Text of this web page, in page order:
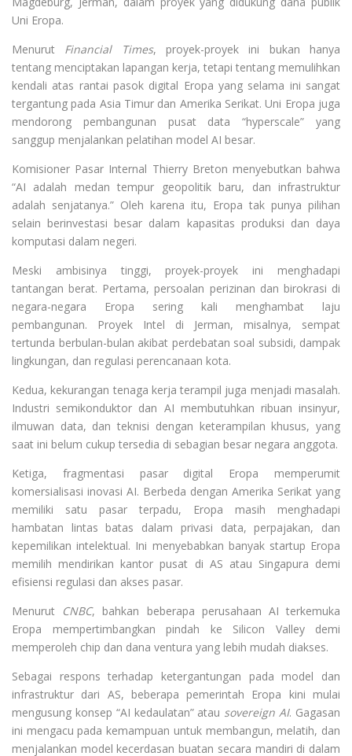
Uni Eropa.
Menurut Financial Times, proyek-proyek ini bukan hanya
tentang menciptakan lapangan kerja, tetapi tentang memulihkan
kendali atas rantai pasok digital Eropa yang selama ini sangat
tergantung pada Asia Timur dan Amerika Serikat. Uni Eropa juga
mendorong pembangunan pusat data “hyperscale” yang
sanggup menjalankan pelatihan model AI besar.
Komisioner Pasar Internal Thierry Breton menyebutkan bahwa
“AI adalah medan tempur geopolitik baru, dan infrastruktur
adalah senjatanya.” Oleh karena itu, Eropa tak punya pilihan
selain berinvestasi besar dalam kapasitas produksi dan daya
komputasi dalam negeri.
Meski ambisinya tinggi, proyek-proyek ini menghadapi
tantangan berat. Pertama, persoalan perizinan dan birokrasi di
negara-negara Eropa sering kali menghambat laju
pembangunan. Proyek Intel di Jerman, misalnya, sempat
tertunda berbulan-bulan akibat perdebatan soal subsidi, dampak
lingkungan, dan regulasi perencanaan kota.
Kedua, kekurangan tenaga kerja terampil juga menjadi masalah.
Industri semikonduktor dan AI membutuhkan ribuan insinyur,
ilmuwan data, dan teknisi dengan keterampilan khusus, yang
saat ini belum cukup tersedia di sebagian besar negara anggota.
Ketiga, fragmentasi pasar digital Eropa memperumit
komersialisasi inovasi AI. Berbeda dengan Amerika Serikat yang
memiliki satu pasar terpadu, Eropa masih menghadapi
hambatan lintas batas dalam privasi data, perpajakan, dan
kepemilikan intelektual. Ini menyebabkan banyak startup Eropa
memilih mendirikan kantor pusat di AS atau Singapura demi
efisiensi regulasi dan akses pasar.
Menurut CNBC, bahkan beberapa perusahaan AI terkemuka
Eropa mempertimbangkan pindah ke Silicon Valley demi
memperoleh chip dan dana ventura yang lebih mudah diakses.
Sebagai respons terhadap ketergantungan pada model dan
infrastruktur dari AS, beberapa pemerintah Eropa kini mulai
mengusung konsep “AI kedaulatan” atau sovereign AI. Gagasan
ini mengacu pada kemampuan untuk membangun, melatih, dan
menjalankan model kecerdasan buatan secara mandiri di dalam